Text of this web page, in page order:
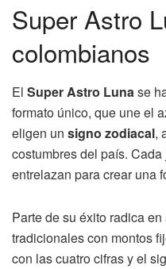
Super Astro
colombianos
El Super Astro Lunase
formato único, que une el
eligen un signo zodiacal,
costumbres del país.
entrelazan para crear una
Parte de su éxito radica
tradicionales con montos
con las cuatro cifras y el